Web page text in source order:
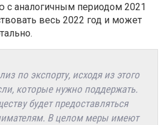
с аналогичным периодом 2021
весь 2022 год и может
по экспорту, исходя из этого
которые нужно поддержать.
будет предоставляться
В целом меры имеют